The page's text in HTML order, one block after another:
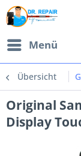
Menü
Übersicht
Original
Display